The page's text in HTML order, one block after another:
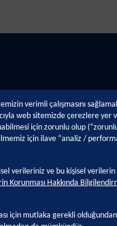
Kansai
verimli çalışmasını
web sitemizde çerezlere yer
için zorunlu olup
için ilave “analiz /
verileriniz ve bu kişisel verilerin
Korunması Hakkında
için mutlaka gerekli